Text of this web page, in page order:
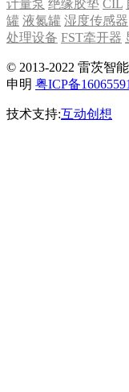
计量泵 绝缘胶垫 CIL
罐 液氮罐 湿度传感器
处理设备 FST牵开器
© 2013-2022 雷茨智
申明 粤ICP备
技术支持:互动创想